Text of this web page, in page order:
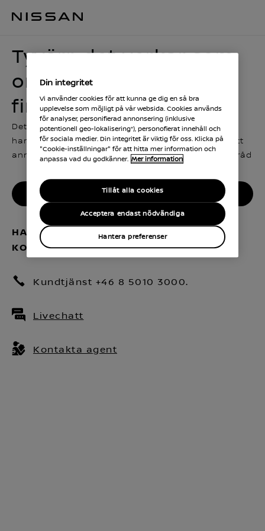
Tyvärr, det verkar som
om bilen inte längre
finns i lager
Det ser ut som att någon bokade precis innan du
hann göra det. Du kan gå tillbaka och leta efter ett
annat liknande fordon, eller kontakta oss för mer råd
Hitta en annan Nissan
HAR DU FRÅGOR OM DIN BOKNING?
KONTAKTA
Kundtjänst +46 8 5010 3000.
Livechatt
Kontakta agent
Din integritet
Vi använder cookies för att kunna ge dig en så bra
upplevelse som möjligt på vår websida. Cookies används
för analyser, personifierad annonsering (inklusive
potentionell geo-lokalisering*), personofierat innehåll och
för sociala medier. Din integritet är viktig för oss. Klicka på
"Cookie-inställningar" för att hitta mer information och
anpassa vad du godkänner. Mer information
Hantera preferenser
Acceptera endast nödvändiga
Tillåt alla cookies